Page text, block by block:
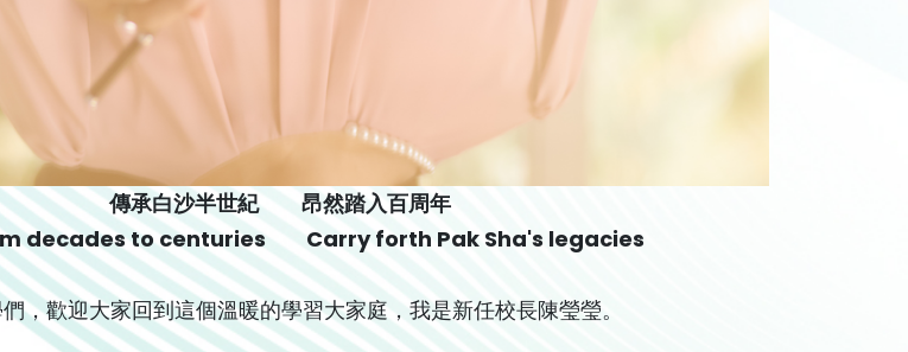
傳承白沙半世紀 昂然踏入百周年
to centuries
Carry forth Pak Sha's legacies
，歡迎大家回到這個溫暖的學習大家庭，我是新任校長陳瑩瑩。